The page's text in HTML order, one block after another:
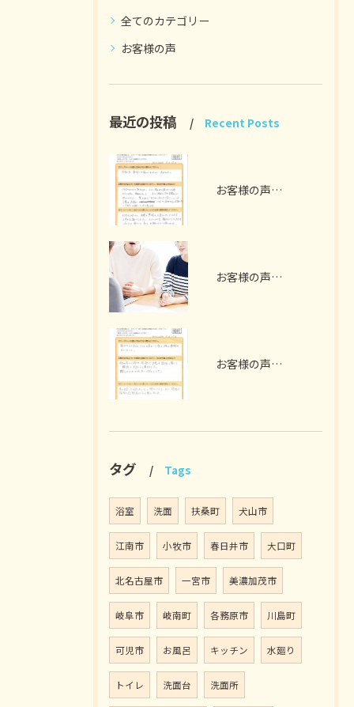
全てのカテゴリー
お客様の声
最近の投稿 Recent Posts
お客様の声 扶桑町 A様 （ガラス撤去、電気工事）
お客様の声 ～犬山市 S様 2世帯リノベーション～
お客様の声 犬山市 S様（床張り替え、畳をフローリングに）
タグ Tags
浴室 洗面 扶桑町 犬山市
江南市 小牧市 春日井市 大口町
北名古屋市 一宮市 美濃加茂市
岐阜市 岐南町 各務原市 川島町
可児市 お風呂 キッチン 水廻り
トイレ 洗面台 洗面所